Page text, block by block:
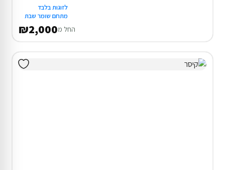
לזוגות בלבד
מתחם שומר שבת
החל מ₪2,000